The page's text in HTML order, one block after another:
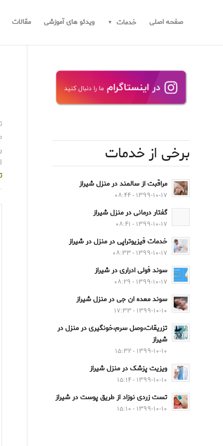
صفحه اصلی خدمات ویدئو های آموزشی مقالات
برخی از خدمات
مراقبت از سالمند در منزل شیراز
۱۳۹۹-۱۰-۱۷ - ۰۸:۴۴
گفتار درمانی در منزل شیراز
۱۳۹۹-۱۰-۱۷ - ۰۸:۴۱
خدمات فیزیوتراپی در منزل در شیراز
۱۳۹۹-۱۰-۱۷ - ۰۸:۳۳
سوند فولی ادراری در شیراز
۱۳۹۹-۱۰-۱۷ - ۰۸:۲۹
سوند معده ان جی در منزل شیراز
۱۳۹۹-۱۰-۱۰ - ۱۷:۳۳
تزریقات،وصل سرم،خونگیری در منزل در
شیراز
۱۳۹۹-۱۰-۱۰ - ۱۵:۳۲
ویزیت پزشک در منزل شیراز
۱۳۹۹-۱۰-۱۰ - ۱۵:۱۴
تست زردی نوزاد از طریق پوست در شیراز
۱۳۹۹-۱۰-۱۰ - ۱۵:۱۰